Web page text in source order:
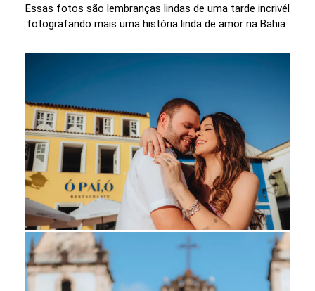
Essas fotos são lembranças lindas de uma tarde incrivél
fotografando mais uma história linda de amor na Bahia